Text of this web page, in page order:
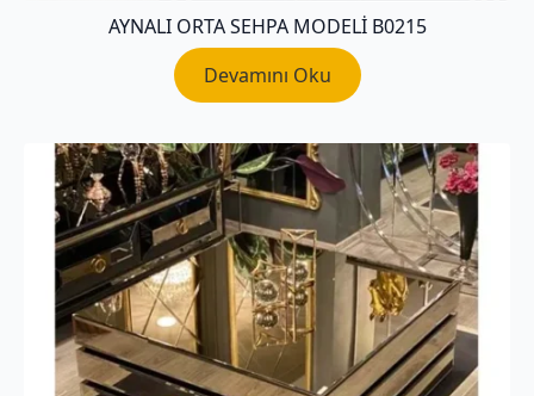
AYNALI ORTA SEHPA MODELI B0215
Devamını Oku